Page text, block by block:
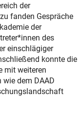
der
fanden Gespräche
der
des
einschlägiger
konnte die
mit weiteren
dem DAAD